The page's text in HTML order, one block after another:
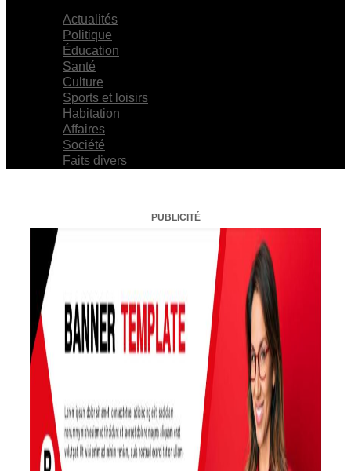
Actualités
Politique
Éducation
Santé
Culture
Sports et loisirs
Habitation
Affaires
Société
Faits divers
PUBLICITÉ